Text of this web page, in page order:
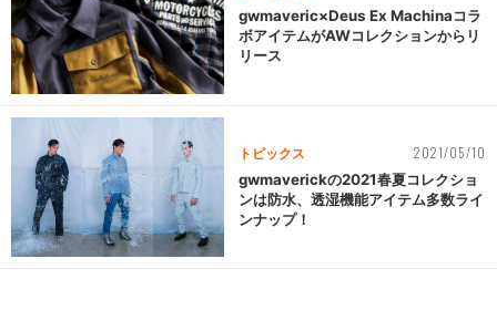
gwmaveric×Deus Ex Machinaコラ
ボアイテムがAWコレクションからリ
リース
トピックス 2021/05/10
gwmaverickの2021春夏コレクショ
ンは防水、透湿機能アイテム多数ライ
ンナップ！